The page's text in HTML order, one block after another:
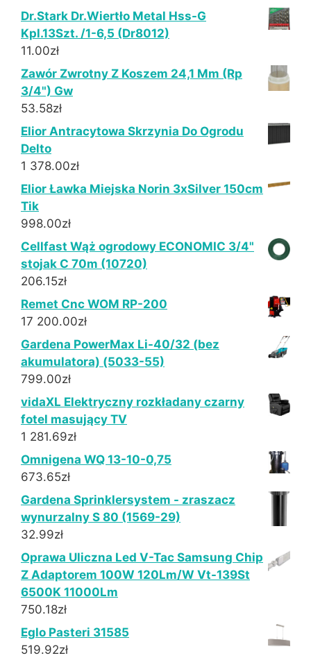
Dr.Stark Dr.Wiertło Metal Hss-G
Kpl.13Szt. /1-6,5 (Dr8012)
11.00zł
Zawór Zwrotny Z Koszem 24,1 Mm (Rp
3/4") Gw
53.58zł
Elior Antracytowa Skrzynia Do Ogrodu
Delto
1 378.00zł
Elior Ławka Miejska Norin 3xSilver 150cm
Tik
998.00zł
Cellfast Wąż ogrodowy ECONOMIC 3/4"
stojak C 70m (10720)
206.15zł
Remet Cnc WOM RP-200
17 200.00zł
Gardena PowerMax Li-40/32 (bez
akumulatora) (5033-55)
799.00zł
vidaXL Elektryczny rozkładany czarny
fotel masujący TV
1 281.69zł
Omnigena WQ 13-10-0,75
673.65zł
Gardena Sprinklersystem - zraszacz
wynurzalny S 80 (1569-29)
32.99zł
Oprawa Uliczna Led V-Tac Samsung Chip
Z Adaptorem 100W 120Lm/W Vt-139St
6500K 11000Lm
750.18zł
Eglo Pasteri 31585
519.92zł